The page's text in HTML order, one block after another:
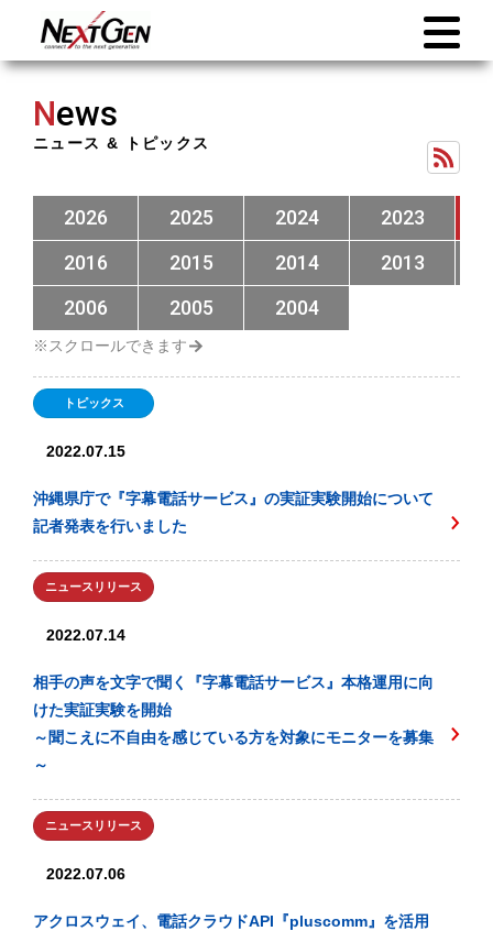
News
ニュース & トピックス
2026 2025 2024 2023
2016
2015 2014 2013
2006
2005 2004
トピックス
2022.07.15
沖縄県庁で『字幕電話サービス』の実証実験開始について
記者発表を行いました
ニュースリリース
2022.07.14
相手の声を文字で聞く『字幕電話サービス』本格運用に向
けた実証実験を開始
～聞こえに不自由を感じている方を対象にモニターを募集
～
ニュースリリース
2022.07.06
アクロスウェイ、電話クラウドAPI『pluscomm』を活用